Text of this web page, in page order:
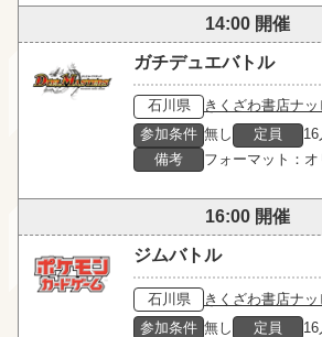
14:00 開催
ガチデュエバトル
石川県
きくざわ書店ナ
参加条件 無し 定員
16
備考
フォーマット：
16:00 開催
ジムバトル
石川県
きくざわ書店ナ
参加条件 無し 定員
16